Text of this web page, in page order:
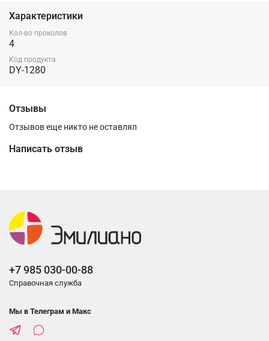
Характеристики
Кол-во проколов
4
Код продукта
DY-1280
Отзывы
Отзывов еще никто не оставлял
Написать отзыв
+7 985 030-00-88
Справочная служба
Мы в Телеграм и Макс